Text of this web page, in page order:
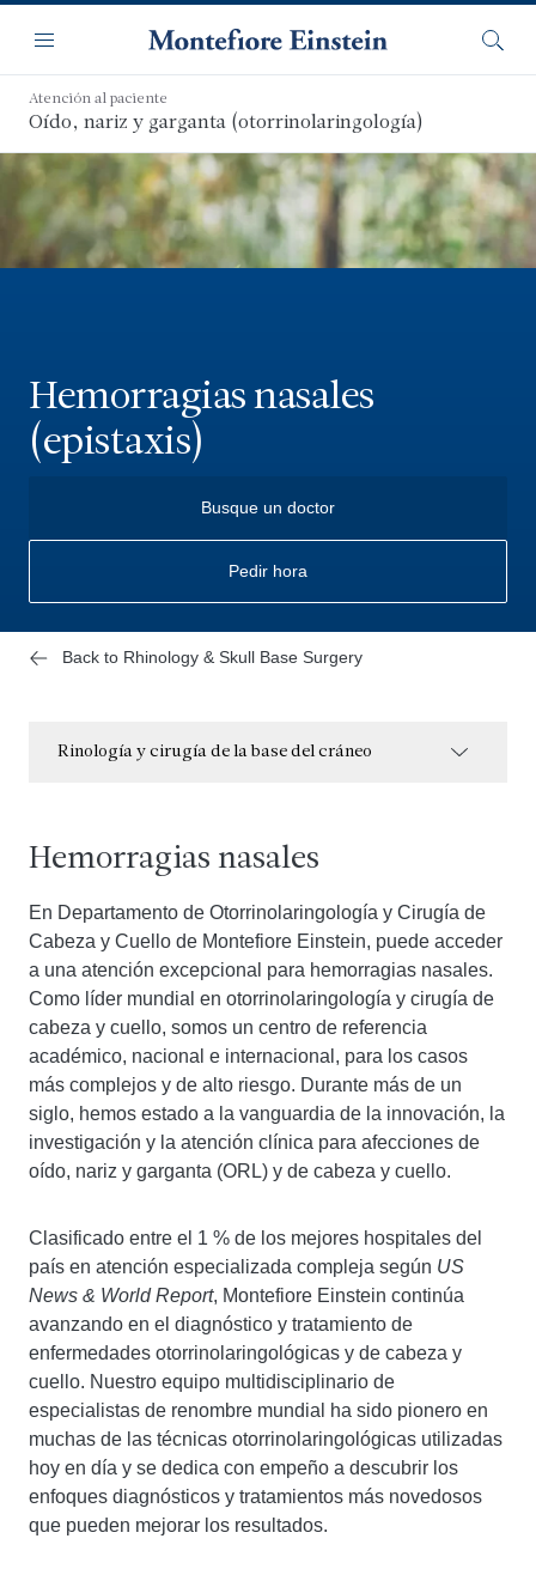
contenido
principal
Navegación
Menú
Atención al paciente
Oído, nariz y garganta (otorrinolaringología)
Hemorragias nasales
(epistaxis)
Busque un doctor
Pedir hora
Back to Rhinology & Skull Base Surgery
Rinología y cirugía de la base del cráneo
Hemorragias nasales
En Departamento de Otorrinolaringología y Cirugía de
Cabeza y Cuello de Montefiore Einstein, puede acceder
a una atención excepcional para hemorragias nasales.
Como líder mundial en otorrinolaringología y cirugía de
cabeza y cuello, somos un centro de referencia
académico, nacional e internacional, para los casos
más complejos y de alto riesgo. Durante más de un
siglo, hemos estado a la vanguardia de la innovación, la
investigación y la atención clínica para afecciones de
oído, nariz y garganta (ORL) y de cabeza y cuello.
Clasificado entre el 1 % de los mejores hospitales del
país en atención especializada compleja según US
News & World Report, Montefiore Einstein continúa
avanzando en el diagnóstico y tratamiento de
enfermedades otorrinolaringológicas y de cabeza y
cuello. Nuestro equipo multidisciplinario de
especialistas de renombre mundial ha sido pionero en
muchas de las técnicas otorrinolaringológicas utilizadas
hoy en día y se dedica con empeño a descubrir los
enfoques diagnósticos y tratamientos más novedosos
que pueden mejorar los resultados.